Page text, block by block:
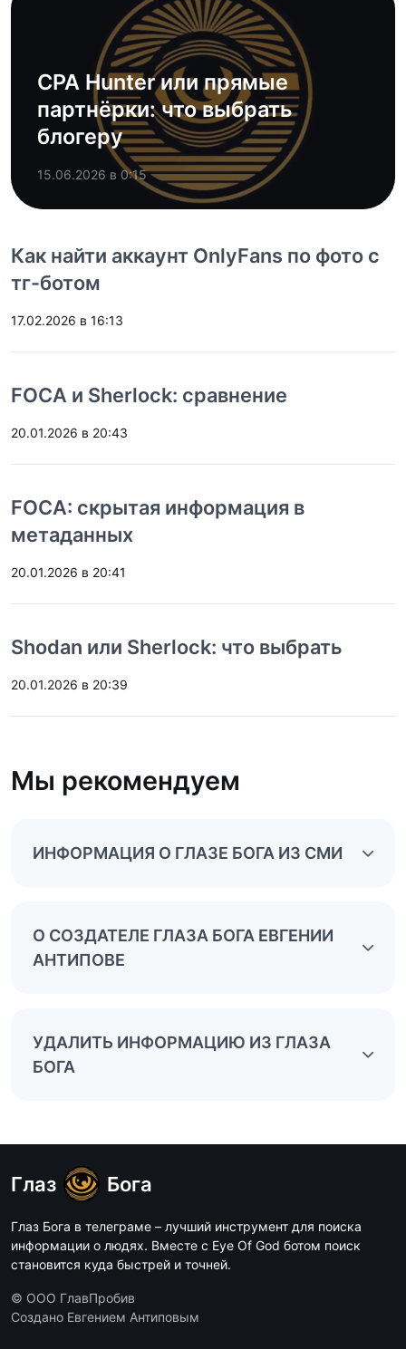
CPA Hunter или прямые
партнёрки: что выбрать
блогеру
15.06.2026 в 0:15
Как найти аккаунт OnlyFans по фото с
тг-ботом
17.02.2026 в 16:13
FOCA и Sherlock: сравнение
20.01.2026 в 20:43
FOCA: скрытая информация в
метаданных
20.01.2026 в 20:41
Shodan или Sherlock: что выбрать
20.01.2026 в 20:39
Мы рекомендуем
ИНФОРМАЦИЯ О ГЛАЗЕ БОГА ИЗ СМИ
О СОЗДАТЕЛЕ ГЛАЗА БОГА ЕВГЕНИИ
АНТИПОВЕ
УДАЛИТЬ ИНФОРМАЦИЮ ИЗ ГЛАЗА
БОГА
Глаз Бога
Глаз Бога в телеграме – лучший инструмент для поиска
информации о людях. Вместе с Eye Of God ботом поиск
становится куда быстрей и точней.
© ООО ГлавПробив
Создано Евгением Антиповым